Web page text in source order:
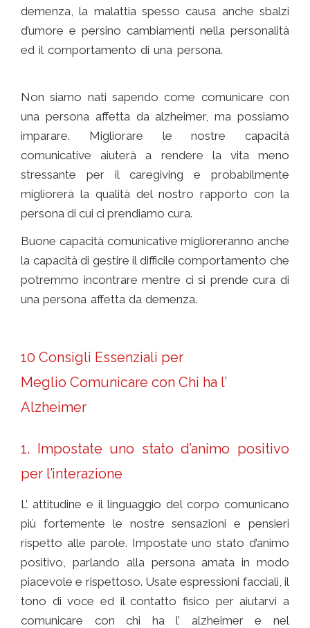
demenza, la malattia spesso causa anche sbalzi
d’umore e persino cambiamenti nella personalità
ed il comportamento di una persona.
Non siamo nati sapendo come comunicare con
una persona affetta da alzheimer, ma possiamo
imparare. Migliorare le nostre capacità
comunicative aiuterà a rendere la vita meno
stressante per il caregiving e probabilmente
migliorerà la qualità del nostro rapporto con la
persona di cui ci prendiamo cura.
Buone capacità comunicative miglioreranno anche
la capacità di gestire il difficile comportamento che
potremmo incontrare mentre ci si prende cura di
una persona affetta da demenza.
10 Consigli Essenziali per
Meglio Comunicare con Chi ha l’
Alzheimer
1. Impostate uno stato d’animo positivo
per l’interazione
L’ attitudine e il linguaggio del corpo comunicano
più fortemente le nostre sensazioni e pensieri
rispetto alle parole. Impostate uno stato d’animo
positivo, parlando alla persona amata in modo
piacevole e rispettoso. Usate espressioni facciali, il
tono di voce ed il contatto fisico per aiutarvi a
comunicare con chi ha l’ alzheimer e nel